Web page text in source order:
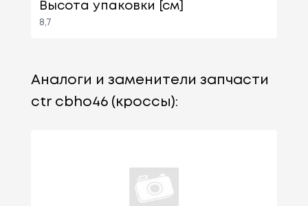
Высота упаковки [см]
8,7
Аналоги и заменители запчасти
ctr cbho46 (кроссы):